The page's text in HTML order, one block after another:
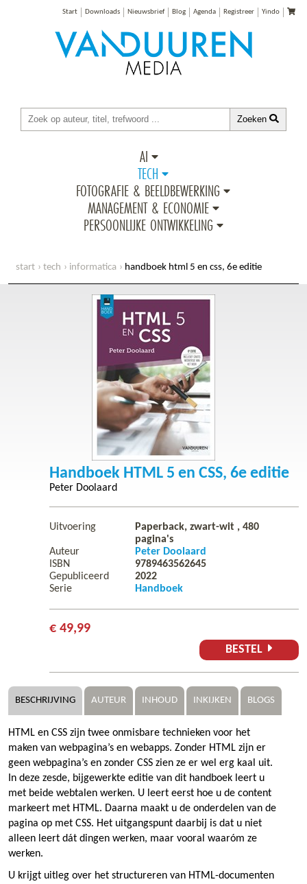
Start Downloads Nieuwsbrief Blog Agenda Registreer Yindo
Zoeken
AI
TECH
FOTOGRAFIE & BEELDBEWERKING
MANAGEMENT & ECONOMIE
PERSOONLIJKE ONTWIKKELING
start tech informatica handboek html 5 en css, 6e editie
Handboek HTML 5 en CSS, 6e editie
Peter Doolaard
Uitvoering Paperback, zwart-wit , 480
pagina's
Auteur
Peter Doolaard
ISBN
9789463562645
Gepubliceerd
2022
Serie
Handboek
€ 49,99
BESTEL
BESCHRIJVING AUTEUR INHOUD INKIJKEN BLOGS
HTML en CSS zijn twee onmisbare technieken voor het
maken van webpagina’s en webapps. Zonder HTML zijn er
geen webpagina’s en zonder CSS zien ze er wel erg kaal uit.
In deze zesde, bijgewerkte editie van dit handboek leert u
met beide webtalen werken. U leert eerst hoe u de content
markeert met HTML. Daarna maakt u de onderdelen van de
pagina op met CSS. Het uitgangspunt daarbij is dat u niet
alleen leert dát dingen werken, maar vooral waaróm ze
werken.
U krijgt uitleg over het structureren van HTML-documenten